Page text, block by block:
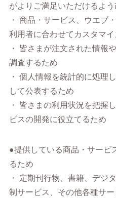
がよりご満足いただけるよ
・ 商品・サービス、ウエブ
利用者に合わせてカスタマ
・ 皆さまが注文された情報
調査するため
・ 個人情報を統計的に処理
して公表するため
・ 皆さまの利用状況を把握
ビスの開発に役立てるため
●提供している商品・サービ
るため
・ 定期刊行物、書籍、デジ
制サービス、その他各種サ